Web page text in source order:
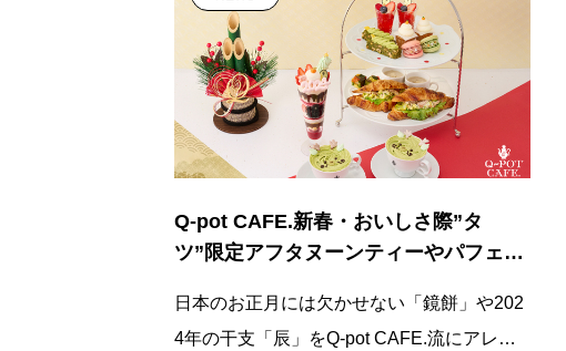
Q-pot CAFE.新春・おいしさ際”タ
ツ”限定アフタヌーンティーやパフェが
日本のお正月には欠かせない「鏡餅」や202
4年の干支「辰」をQ-pot CAFE.流にアレン